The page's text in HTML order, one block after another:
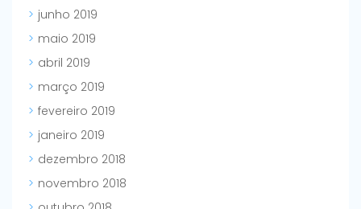
junho 2019
maio 2019
abril 2019
março 2019
fevereiro 2019
janeiro 2019
dezembro 2018
novembro 2018